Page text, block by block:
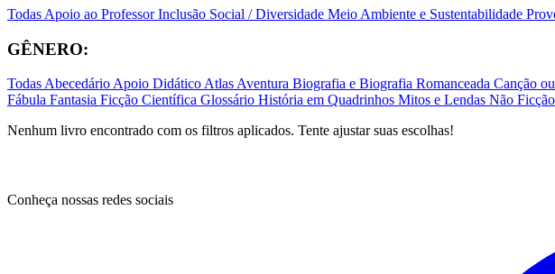
Todas Apoio ao ProfessorInclusão Social / Diversidade Meio Ambiente e Sustentabilidade
GÊNERO:
TodasAbecedárioApoio DidáticoAtlasAventura Biografia e Biografia Romanceada Canção
Fábula Fantasia Ficção Científica Glossário História em Quadrinhos Mitos e Lendas Não Ficção
Nenhum livro encontrado com os filtros aplicados. Tente ajustar suas escolhas!
Conheça nossas redes sociais